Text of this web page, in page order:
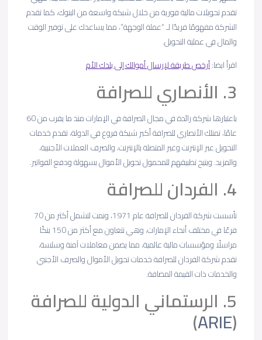
تقدم تحويلات مالية فورية من خلال شبكة واسعة من البنوك، كما تقدم
الشركة مفهومًا فريدًا لـ “عملة الوجهة”، مما يساعدك على توفير الوقت
والمال في عملية التحويل.
اقرأ ايضا:أرخص طريقة لإرسال أموالك إلى بلدك الأم
3. الأنصاري للصرافة
باعتبارها شركة رائدة في مجال الصرافة في الإمارات منذ ما يقرب من 60
عامًا، تمتلك الأنصاري للصرافة أكبر شبكة فروع في الدولة، تقدم خدمات
التحويل عبر الإنترنت وغير المتصلة بالإنترنت، والصرف العملات الأجنبية،
والمزيد. ويتيح تطبيقهم للمحمول تحويل الأموال بسهولة ودفع الفواتير.
4. الفردان للصرافة
تأسست شركة الفردان للصرافة عام 1971، ونمت لتشمل أكثر من 70
فرعًا في مختلف أنحاء الإمارات، وهي تتعاون مع أكثر من 150 بنكًا
مراسلًا ومؤسسات مالية عالمية، مما يضمن معاملات آمنة وسلسة،
تقدم شركة الفردان للصرافة خدمات تحويل الأموال والصرف الأجنبي
والخدمات ذات القيمة المضافة.
5. الرستماني الدولية للصرافة
(
ARIE
)